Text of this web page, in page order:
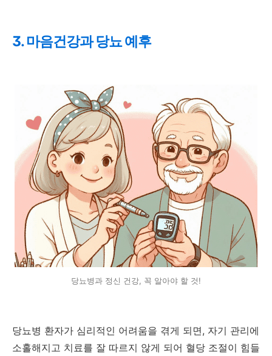
3. 마음건강과 당뇨 예후
당뇨병과 정신 건강, 꼭 알아야 할 것!
당뇨병 환자가 심리적인 어려움을 겪게 되면, 자기 관리에
소홀해지고 치료를 잘 따르지 않게 되어 혈당 조절이 힘들